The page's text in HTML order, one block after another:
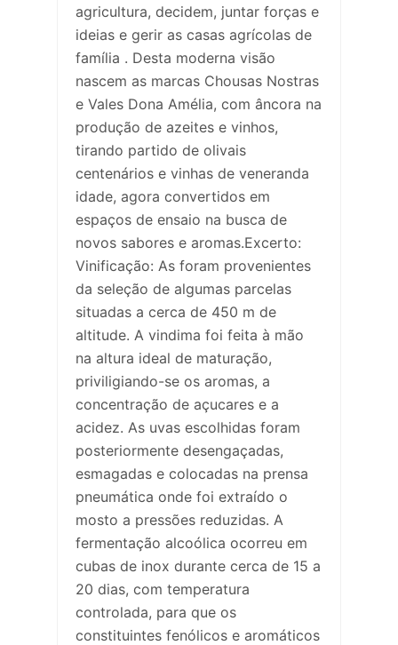
agricultura, decidem, juntar forças e
ideias e gerir as casas agrícolas de
família . Desta moderna visão
nascem as marcas Chousas Nostras
e Vales Dona Amélia, com âncora na
produção de azeites e vinhos,
tirando partido de olivais
centenários e vinhas de veneranda
idade, agora convertidos em
espaços de ensaio na busca de
novos sabores e aromas.Excerto:
Vinificação: As foram provenientes
da seleção de algumas parcelas
situadas a cerca de 450 m de
altitude. A vindima foi feita à mão
na altura ideal de maturação,
priviligiando-se os aromas, a
concentração de açucares e a
acidez. As uvas escolhidas foram
posteriormente desengaçadas,
esmagadas e colocadas na prensa
pneumática onde foi extraído o
mosto a pressões reduzidas. A
fermentação alcoólica ocorreu em
cubas de inox durante cerca de 15 a
20 dias, com temperatura
controlada, para que os
constituintes fenólicos e aromáticos